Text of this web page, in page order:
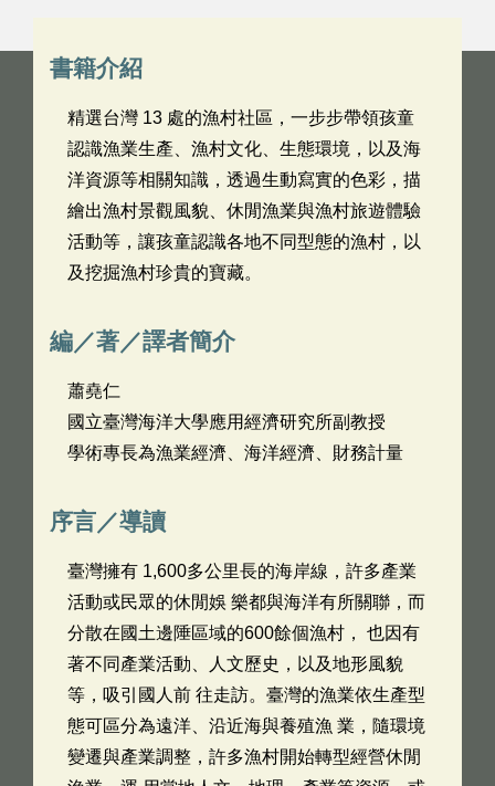
書籍介紹
精選台灣 13 處的漁村社區，一步步帶領孩童
認識漁業生產、漁村文化、生態環境，以及海
洋資源等相關知識，透過生動寫實的色彩，描
繪出漁村景觀風貌、休閒漁業與漁村旅遊體驗
活動等，讓孩童認識各地不同型態的漁村，以
及挖掘漁村珍貴的寶藏。
編／著／譯者簡介
蕭堯仁
國立臺灣海洋大學應用經濟研究所副教授
學術專長為漁業經濟、海洋經濟、財務計量
序言／導讀
臺灣擁有 1,600多公里長的海岸線，許多產業
活動或民眾的休閒娛 樂都與海洋有所關聯，而
分散在國土邊陲區域的600餘個漁村， 也因有
著不同產業活動、人文歷史，以及地形風貌
等，吸引國人前 往走訪。臺灣的漁業依生產型
態可區分為遠洋、沿近海與養殖漁 業，隨環境
變遷與產業調整，許多漁村開始轉型經營休閒